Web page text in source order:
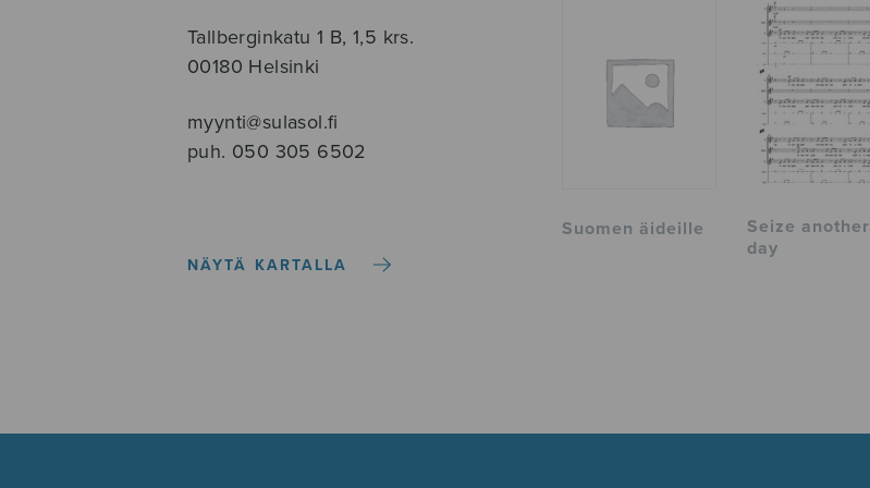
Tallberginkatu 1 B, 1,5 krs.
00180 Helsinki
myynti@sulasol.fi
puh. 050 305 6502
NÄYTÄ KARTALLA
Suomen äideille
Seize another
day